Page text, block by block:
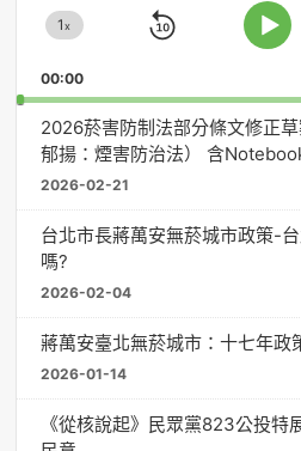
Change
Rate
1x
Skip
Play
00:00
2026菸害防制法部分條文修正
郁揚：煙害防治法） 含
2026-02-21
台北市長蔣萬安無菸城市政策-
嗎?
2026-02-04
蔣萬安臺北無菸城市：十七年政
2026-01-14
《從核說起》民眾黨823公投特